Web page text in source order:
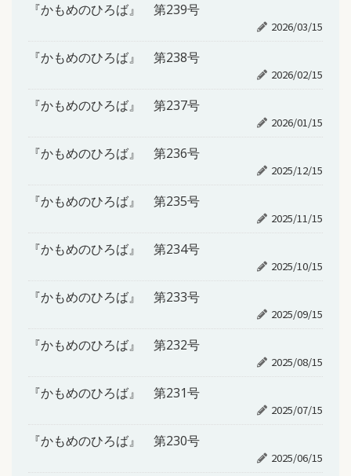
『かもめのひろば』 第239号
2026/03/15
『かもめのひろば』 第238号
2026/02/15
『かもめのひろば』 第237号
2026/01/15
『かもめのひろば』 第236号
2025/12/15
『かもめのひろば』 第235号
2025/11/15
『かもめのひろば』 第234号
2025/10/15
『かもめのひろば』 第233号
2025/09/15
『かもめのひろば』 第232号
2025/08/15
『かもめのひろば』 第231号
2025/07/15
『かもめのひろば』 第230号
2025/06/15